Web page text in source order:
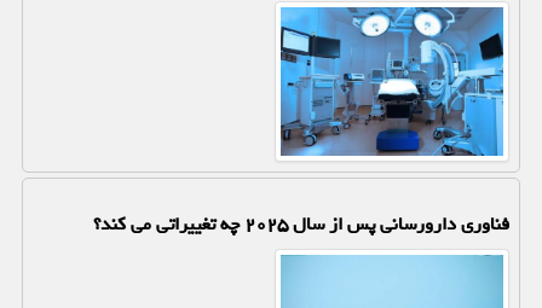
فناوری دارورسانی پس از سال ۲۰۲۵ چه تغییراتی می کند؟